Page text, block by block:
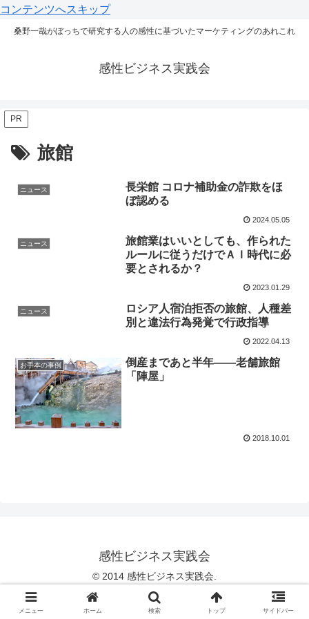
コンテンツへスキップ
桑野一哉がぼっちで研究する人の感性に基づいたマーケティングのあれこれ
感性ビジネス実践会
PR
旅館
ニュース
長栄館 コロナ補助金の詐欺をほ
ぼ認める
2024.05.05
ニュース
旅館業はいいとしても、作られた
ルールに従うだけでＡＩ時代に必
要とされるか？
2023.01.29
ニュース
ロシア人宿泊拒否の旅館、人種差
別と違法行為発覚で行政指導
2022.04.13
お手本の事例
倒産まであと半年――老舗旅館
「陣屋」
2018.10.01
感性ビジネス実践会
© 2014 感性ビジネス実践会.
メニュー ホーム 検索 トップ サイドバー